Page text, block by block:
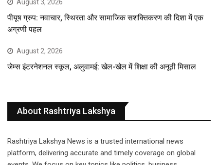
August 3, 2026
पीयूष ग्रुप: नवाचार, स्थिरता और सामाजिक सशक्तिकरण की दिशा में एक
अग्रणी पहल
August 2, 2026
जेम्स इंटरनेशनल स्कूल, अलुवामई: खेल-खेल में शिक्षा की अनूठी मिसाल
About Rashtriya Lakshya
Rashtriya Lakshya News is a trusted international news
platform, delivering accurate and timely coverage on global